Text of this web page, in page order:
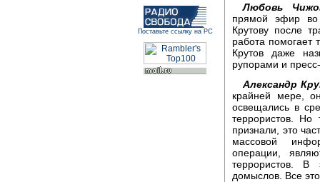
Поставьте ссылку на РС
Любовь
прямой эфир во
Крутову после
работа помогает
Крутов даже
рупорами и
Александр
крайней мере,
освещались в
террористов.
признали, это
массовой
операции,
террористов.
домыслов. Все